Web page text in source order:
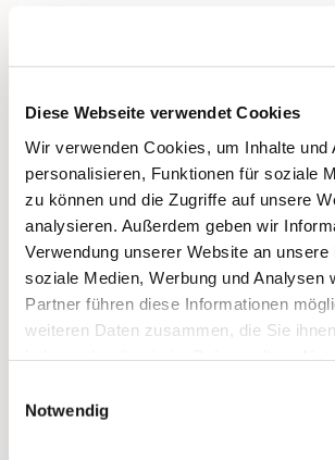
Diese Webseite verwendet Cookies
Wir verwenden Cookies, um Inhalte und
personalisieren, Funktionen für soziale
zu können und die Zugriffe auf unsere
analysieren. Außerdem geben wir
Verwendung unserer Website an unsere
soziale Medien, Werbung und Analysen
Partner führen diese Informationen
weiteren Daten zusammen, die Sie
Notwendig
Haupteingang vom Haus am